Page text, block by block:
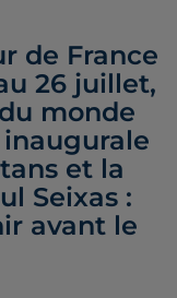
de France
26 juillet,
monde
et la
Seixas :
avant le